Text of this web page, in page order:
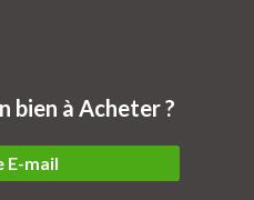
bien à Acheter ?
E-mail